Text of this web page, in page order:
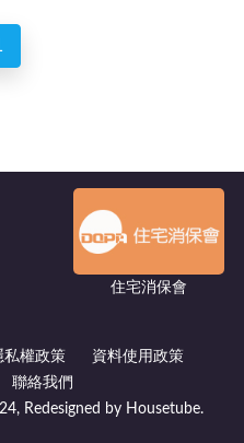
住宅消保會
私權政策
資料使用政策
聯絡我們
Redesigned by Housetube.